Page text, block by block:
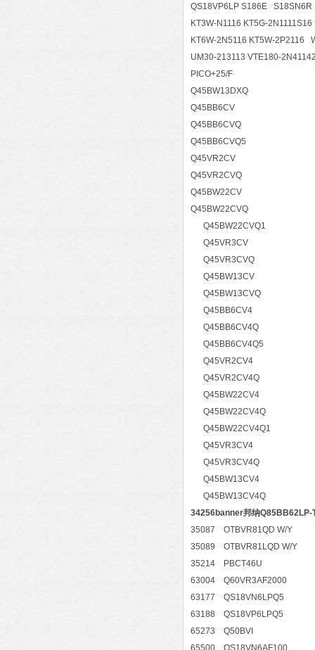
QS18VP6LP S186E
KT3W-N1116 KT5G-
KT6W-2N5116 KT5W-2P2116
UM30-213113 VTE180-
PICO+25/F
Q45BW13DXQ
Q45BB6CV
Q45BB6CVQ
Q45BB6CVQ5
Q45VR2CV
Q45VR2CVQ
Q45BW22CV
Q45BW22CVQ
Q45BW22CVQ1
Q45VR3CV
Q45VR3CVQ
Q45BW13CV
Q45BW13CVQ
Q45BB6CV4
Q45BB6CV4Q
Q45BB6CV4Q5
Q45VR2CV4
Q45VR2CV4Q
Q45BW22CV4
Q45BW22CV4Q
Q45BW22CV4Q1
Q45VR3CV4
Q45VR3CV4Q
Q45BW13CV4
Q45BW13CV4Q
34256banner邦纳Q85BB62LP-
35087 OTBVR81QD W/Y
35089 OTBVR81LQD W/Y
35214 PBCT46U
63004 Q60VR3AF2000
63177 QS18VN6LPQ5
63188 QS18VP6LPQ5
65273 Q50BVI
65500 QS18VN6AF100